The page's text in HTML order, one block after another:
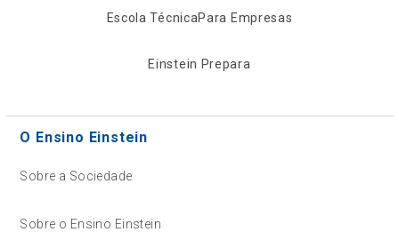
Escola TécnicaPara Empresas
Einstein Prepara
O Ensino Einstein
Sobre a Sociedade
Sobre o Ensino Einstein